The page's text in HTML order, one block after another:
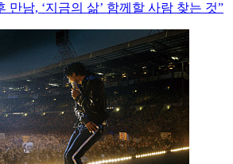
만남, ‘지금의 삶’ 함께할 사람 찾는 것”